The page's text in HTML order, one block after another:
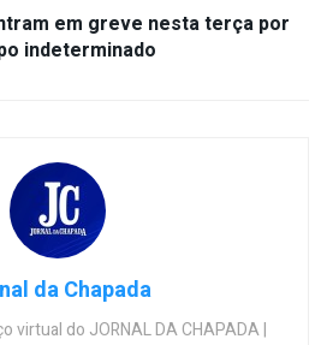
em greve nesta terça por
indeterminado
da Chapada
virtual do JORNAL DA CHAPADA |